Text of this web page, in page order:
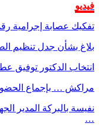
فيديو
تفكيك عصابة إجرامية
بلاغ بشأن جدل تنظيم
انتخاب الدكتور توفيق
مراكش … بإجماع
نفيسة بالبركة المدير
…